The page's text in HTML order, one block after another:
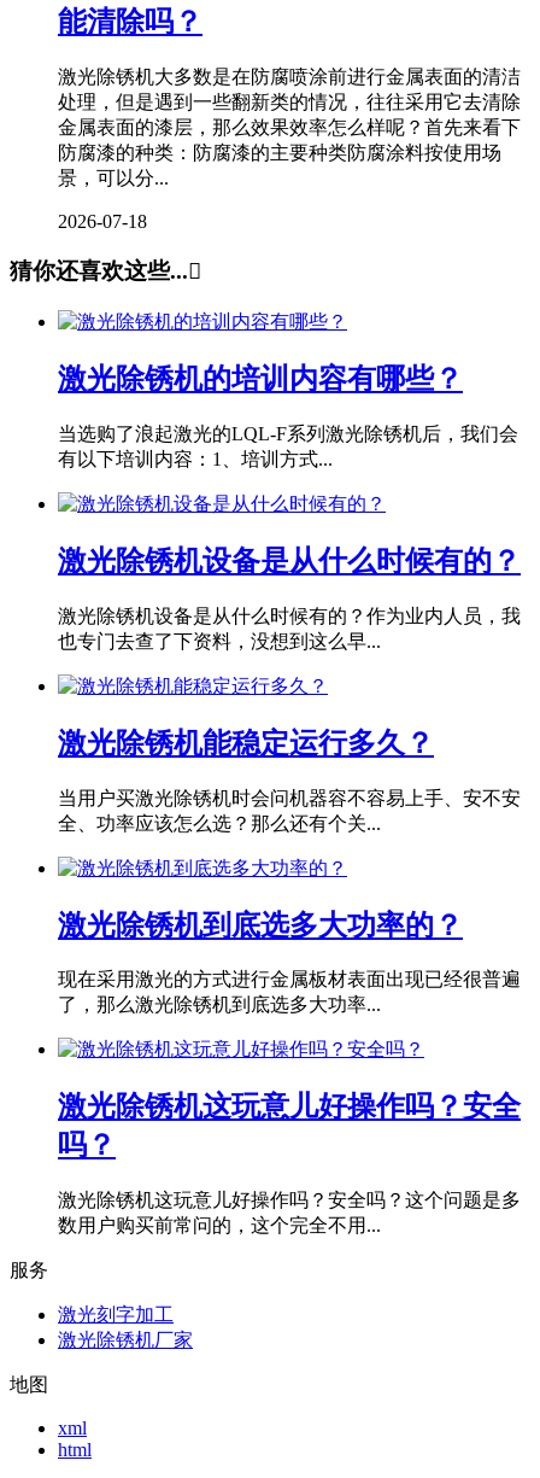
能清除吗？
激光除锈机大多数是在防腐喷涂前进行金属表面的清洁
处理，但是遇到一些翻新类的情况，往往采用它去清除
金属表面的漆层，那么效果效率怎么样呢？首先来看下
防腐漆的种类：防腐漆的主要种类防腐涂料按使用场
景，可以分...
2026-07-18
猜你还喜欢这些...
激光除锈机的培训内容有哪些？
当选购了浪起激光的LQL-F系列激光除锈机后，我们会
有以下培训内容：1、培训方式...
激光除锈机设备是从什么时候有的？
激光除锈机设备是从什么时候有的？作为业内人员，我
也专门去查了下资料，没想到这么早...
激光除锈机能稳定运行多久？
当用户买激光除锈机时会问机器容不容易上手、安不安
全、功率应该怎么选？那么还有个关...
激光除锈机到底选多大功率的？
现在采用激光的方式进行金属板材表面出现已经很普遍
了，那么激光除锈机到底选多大功率...
激光除锈机这玩意儿好操作吗？安全
吗？
激光除锈机这玩意儿好操作吗？安全吗？这个问题是多
数用户购买前常问的，这个完全不用...
服务
激光刻字加工
激光除锈机厂家
地图
xml
html